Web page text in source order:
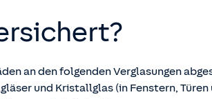
an den folgenden Verglasungen
und Kristallglas (in Fenstern,